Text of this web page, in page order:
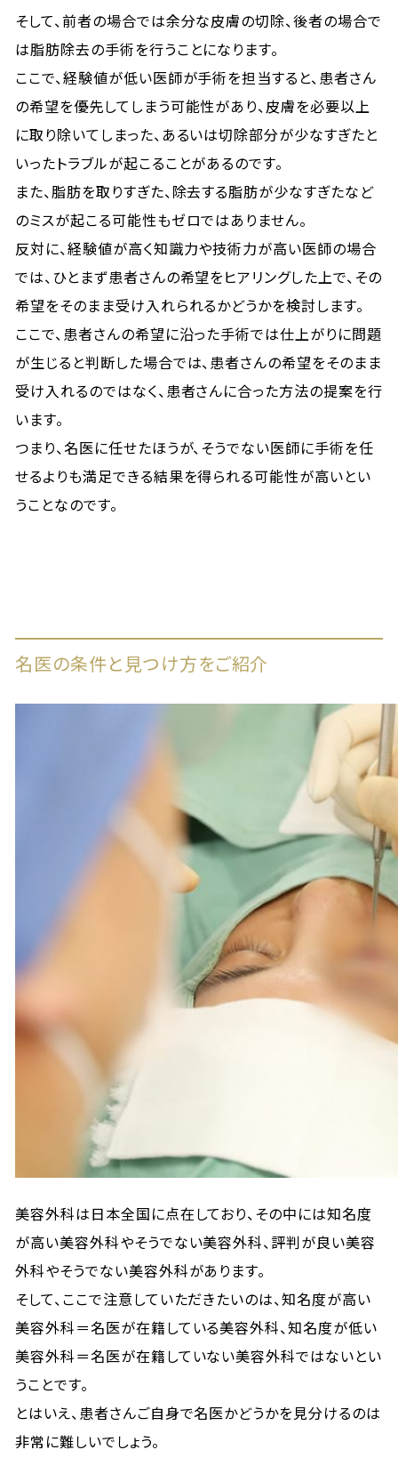
そして、前者の場合では余分な皮膚の切除、後者の場合で
は脂肪除去の手術を行うことになります。
ここで、経験値が低い医師が手術を担当すると、患者さん
の希望を優先してしまう可能性があり、皮膚を必要以上
に取り除いてしまった、あるいは切除部分が少なすぎたと
いったトラブルが起こることがあるのです。
また、脂肪を取りすぎた、除去する脂肪が少なすぎたなど
のミスが起こる可能性もゼロではありません。
反対に、経験値が高く知識力や技術力が高い医師の場合
では、ひとまず患者さんの希望をヒアリングした上で、その
希望をそのまま受け入れられるかどうかを検討します。
ここで、患者さんの希望に沿った手術では仕上がりに問題
が生じると判断した場合では、患者さんの希望をそのまま
受け入れるのではなく、患者さんに合った方法の提案を行
います。
つまり、名医に任せたほうが、そうでない医師に手術を任
せるよりも満足できる結果を得られる可能性が高いとい
うことなのです。
名医の条件と見つけ方をご紹介
美容外科は日本全国に点在しており、その中には知名度
が高い美容外科やそうでない美容外科、評判が良い美容
外科やそうでない美容外科があります。
そして、ここで注意していただきたいのは、知名度が高い
美容外科＝名医が在籍している美容外科、知名度が低い
美容外科＝名医が在籍していない美容外科ではないとい
うことです。
とはいえ、患者さんご自身で名医かどうかを見分けるのは
非常に難しいでしょう。